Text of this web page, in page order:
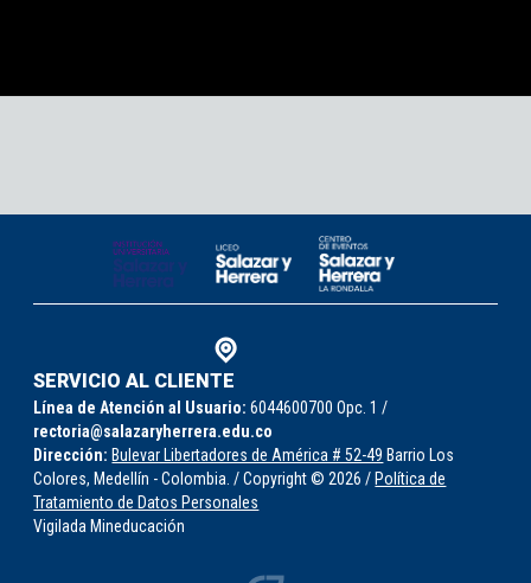
SERVICIO AL CLIENTE
Línea de Atención al Usuario: 6044600700 Opc. 1 /
rectoria@salazaryherrera.edu.co
Dirección: Bulevar Libertadores de América # 52-49 Barrio Los
Colores, Medellín - Colombia. / Copyright © 2026 / Política de
Tratamiento de Datos Personales
Vigilada Mineducación